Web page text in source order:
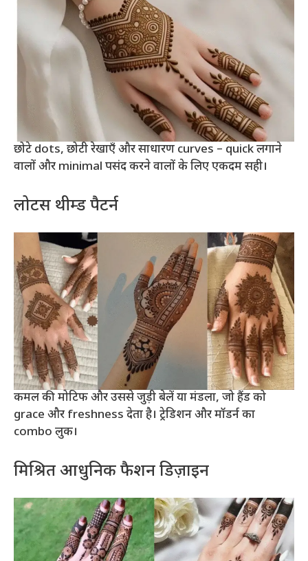
छोटे dots, छोटी रेखाएँ और साधारण curves – quick लगाने
वालों और minimal पसंद करने वालों के लिए एकदम सही।
लोटस थीम्ड पैटर्न
कमल की मोटिफ और उससे जुड़ी बेलें या मंडला, जो हैंड को
grace और freshness देता है। ट्रेडिशन और मॉडर्न का
combo लुक।
मिश्रित आधुनिक फैशन डिज़ाइन